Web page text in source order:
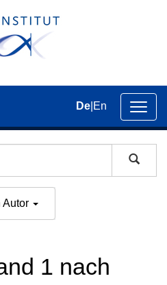
der
De En
Autor
1 nach